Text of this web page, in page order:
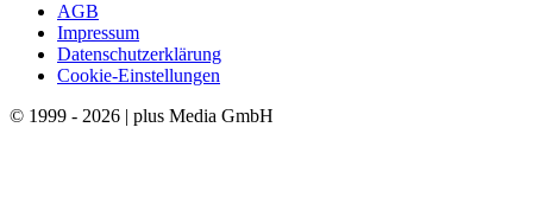
AGB
Impressum
Datenschutzerklärung
Cookie-Einstellungen
© 1999 - 2026 | plus Media GmbH